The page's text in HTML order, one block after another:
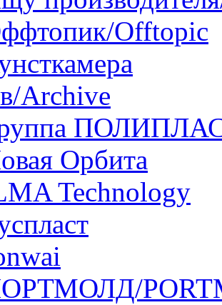
Offtopic
Archive
Орбита
Technology